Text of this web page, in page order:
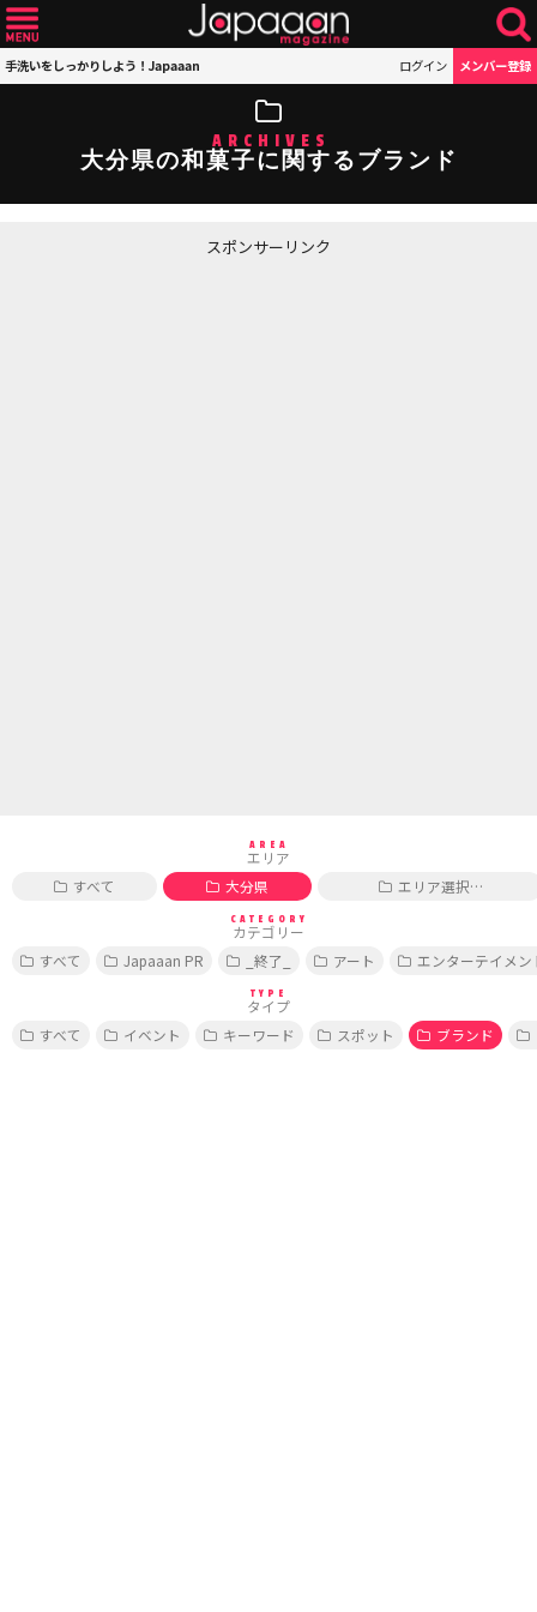
手洗いをしっかりしよう！Japaaan ログイン メンバー登録
ARCHIVES
大分県の和菓子に関するブランド
スポンサーリンク
AREA
エリア
すべて
大分県 エリア選択…
CATEGORY
カテゴリー
すべて
Japaaan PR _終了_ アート エンターテイメン
TYPE
タイプ
すべて
イベント キーワード スポット ブランド